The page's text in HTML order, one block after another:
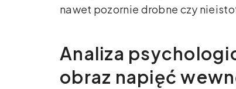
nawet pozornie drobne czy
Analiza
obraz napięć